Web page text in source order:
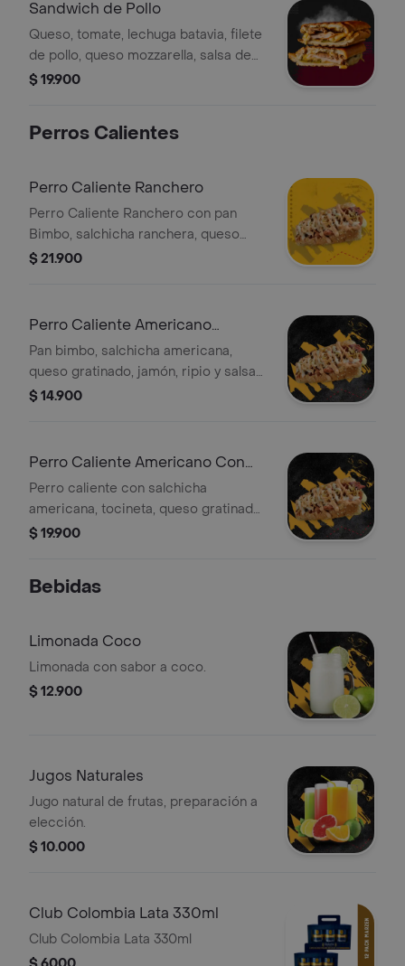
Sandwich de Pollo
Queso, tomate, lechuga batavia, filete
de pollo, queso mozzarella, salsa de
ajo de la casa
$ 19.900
Perros Calientes
Perro Caliente Ranchero
Perro Caliente Ranchero con pan
Bimbo, salchicha ranchera, queso
gratinado, jamón, tocineta premium,
$ 21.900
Perro Caliente Americano
Artesanal
Pan bimbo, salchicha americana,
queso gratinado, jamón, ripio y salsas
de la casa.
$ 14.900
Perro Caliente Americano Con
Tocineta
Perro caliente con salchicha
americana, tocineta, queso gratinado,
jamón y salsa especial en pan Bimbo.
$ 19.900
Bebidas
Limonada Coco
Limonada con sabor a coco.
$ 12.900
Jugos Naturales
Jugo natural de frutas, preparación a
elección.
$ 10.000
Club Colombia Lata 330ml
Club Colombia Lata 330ml